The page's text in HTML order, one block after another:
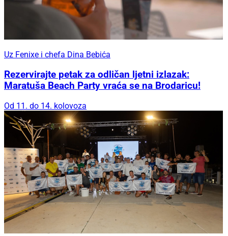
Uz Fenixe i chefa Dina Bebića
Rezervirajte petak za odličan ljetni izlazak:
Maratuša Beach Party vraća se na Brodaricu!
Od 11. do 14. kolovoza